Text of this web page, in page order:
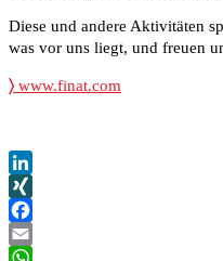
Diese und andere Aktivitäten
was vor uns liegt, und freuen
〉 www.finat.com
LinkedIn
XING
Facebook